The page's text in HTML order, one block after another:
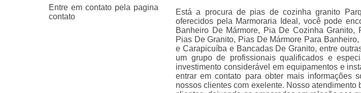
Está a procura de pias de cozinha granito
oferecidos pela Marmoraria Ideal, você pode
Banheiro De Mármore, Pia De Cozinha Granito,
Pias De Granito, Pias De Mármore Para
e Carapicuíba e Bancadas De Granito, entre
um grupo de profissionais qualificados e
investimento considerável em equipamentos e
entrar em contato para obter mais informações
nossos clientes com exelente. Nosso atendimento